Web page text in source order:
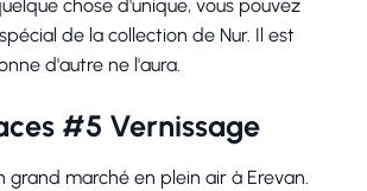
chose d'unique, vous pouvez
de la collection de Nur. Il est
d'autre ne l'aura.
#5 Vernissage
grand marché en plein air à Erevan.